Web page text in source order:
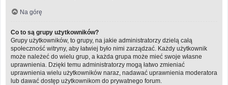
Na górę
Co to są grupy użytkowników?
Grupy użytkowników, to grupy, na jakie administratorzy dzielą całą
społeczność witryny, aby łatwiej było nimi zarządzać. Każdy użytkownik
może należeć do wielu grup, a każda grupa może mieć swoje własne
uprawnienia. Dzięki temu administratorzy mogą łatwo zmieniać
uprawnienia wielu użytkowników naraz, nadawać uprawnienia moderatora
lub dawać dostęp użytkownikom do prywatnego forum.